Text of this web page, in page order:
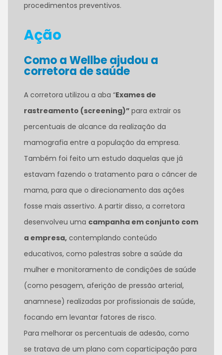
procedimentos preventivos.
Ação
Como a Wellbe ajudou a
corretora de saúde
A corretora utilizou a aba “Exames de
rastreamento (screening)” para extrair os
percentuais de alcance da realização da
mamografia entre a população da empresa.
Também foi feito um estudo daquelas que já
estavam fazendo o tratamento para o câncer de
mama, para que o direcionamento das ações
fosse mais assertivo. A partir disso, a corretora
desenvolveu uma campanha em conjunto com
a empresa, contemplando conteúdo
educativos, como palestras sobre a saúde da
mulher e monitoramento de condições de saúde
(como pesagem, aferição de pressão arterial,
anamnese) realizadas por profissionais de saúde,
focando em levantar fatores de risco.
Para melhorar os percentuais de adesão, como
se tratava de um plano com coparticipação para